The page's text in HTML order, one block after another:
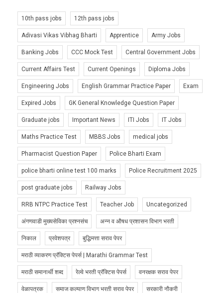
10th pass jobs 12th pass jobs
Adivasi Vikas Vibhag Bharti Apprentice Army Jobs
Banking Jobs CCC Mock Test Central Government Jobs
Current Affairs Test Current Openings Diploma Jobs
Engineering Jobs English Grammar Practice Paper Exam
Expired Jobs GK General Knowledge Question Paper
Graduate jobs Important News ITI Jobs IT Jobs
Maths Practice Test MBBS Jobs medical jobs
Pharmacist Question Paper Police Bharti Exam
police bharti online test 100 marks Police Recruitment 2025
post graduate jobs Railway Jobs
RRB NTPC Practice Test Teacher Job Uncategorized
अंगणवाडी मुख्यसेविका प्रश्नसंच अन्न व औषध प्रशासन विभाग भरती
निकाल प्रवेशपत्र बुद्धिमत्ता सराव पेपर
मराठी व्याकरण प्रॅक्टिस पेपर्स | Marathi Grammar Test
मराठी समानार्थी शब्द रेल्वे भरती प्रॅक्टिस पेपर्स वनरक्षक सराव पेपर
वेळापत्रक समाज कल्याण विभाग भरती सराव पेपर सरकारी नौकरी